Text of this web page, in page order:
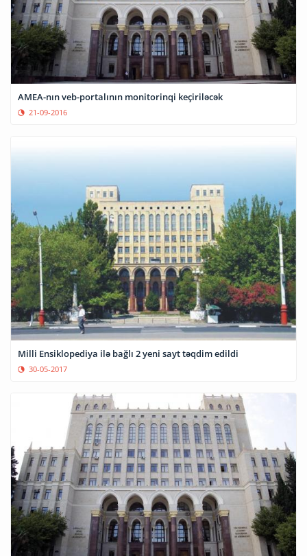
AMEA-nın veb-portalının monitorinqi keçiriləcək
21-09-2016
Milli Ensiklopediya ilə bağlı 2 yeni sayt təqdim edildi
30-05-2017